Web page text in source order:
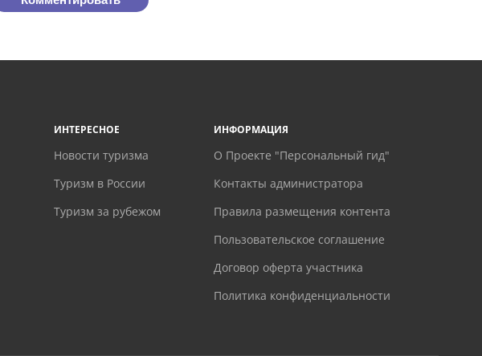
ИНТЕРЕСНОЕ
Новости туризма
Туризм в России
Туризм за рубежом
ИНФОРМАЦИЯ
О Проекте "Персональный гид"
Контакты администратора
Правила размещения контента
Пользовательское соглашение
Договор оферта участника
Политика конфиденциальности